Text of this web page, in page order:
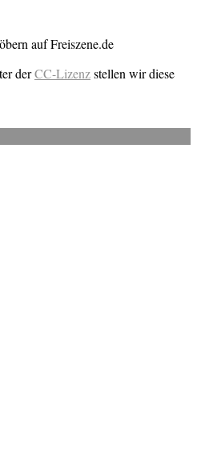
auf Freiszene.de
derCC-Lizenzstellen wir diese